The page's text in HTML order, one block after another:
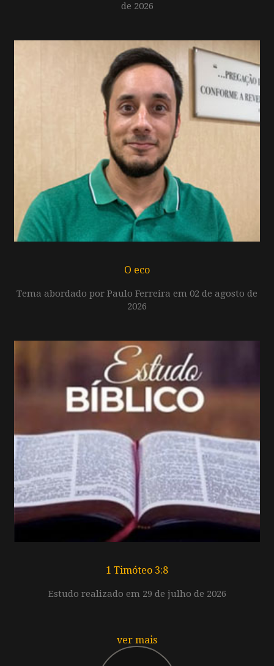
de 2026
O eco
Tema abordado por Paulo Ferreira em 02 de agosto de
2026
1 Timóteo 3:8
Estudo realizado em 29 de julho de 2026
ver mais